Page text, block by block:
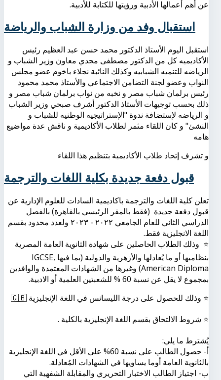
عن أهم أعمالها الأدبية ورؤيتها للكتابة للأدبية.
استقبال وفد من وزارة الشباب والرياضة
استقبل اليوم الأستاذ الدكتور محمد حسن عبد العظيم رئيس
الأكاديميه كل من الدكتور مصطفى مجدي معاون وزير الشباب و
الرياضه للتنميه الشبابيه وكذلك النائبة نجلاء باخوم عضو مجلس
النواب وعضو لجنة التضامن الاجتماعي والأستاذ محمد محمود
رئيس برلمان شباب مصر و نخبه من نواب برلمان شباب مصر و
ذلك بحسب توجيهات الأستاذ الدكتور أشرف صبحي وزير الشباب
و الرياضه لإستضافة ندوة "الإستراتيجيه الوطنيه للشباب و
النشئ" و كان اللقاء مثمر لطلاب الأكاديمية و ناقش عدة مواضيع
هامه
و تشرف إتحاد طلاب الأكاديمية بتنظيم هذا اللقاء
قبول دفعة جديدة بكلية اللغات والترجمة
تعلن كلية اللغات والترجمة باكاديمية السادات للعلوم الإدارية عن
قبول دفعة جديدة (فقط بالمقر الرئيسي بالقاهرة) بالفصل
الدراسي الثاني للعام الجامعي ٢٠٢٢ - ٢٠٢٣ ولعدد محدود بقسم
اللغة الانجليزية فقط.
⭐ وذلك الطلاب الحاصلين على شهادة الثانوية العامة المصرية
بنظاميها أو ما يُعادلها والأزهرية والدولية (بما فيها IGCSE,
American Diploma) وغيرها من الشهادات المعتمدة والوافدين
بمجموع لا يقل عن نسبة 60 % للشعبتين العلمية أو الادبية.
⭐ وذلك للحصول على درجة الليسانس في اللغة الإنجليزية 🇬🇧
⭐ شروط الالتحاق بقسم اللغة الإنجليزية بالكلية .
يُشترط ما يلي:
أ‌- حصول الطالب على نسبة 60% على الأقل في اللغة الإنجليزية
بالثانوية العامة أوما يساويها في الشهادات المُعادلة.
ب‌- اجتياز الطالب الاختبار التحريري والمقابلة الشفهية التي